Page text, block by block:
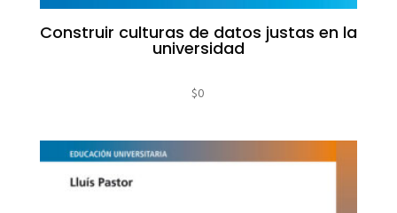
Construir culturas de datos justas en la
universidad
$0